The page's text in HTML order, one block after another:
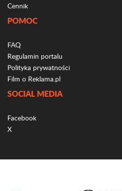
Cennik
POMOC
FAQ
Regulamin portalu
Polityka prywatności
Film o Reklama.pl
SOCIAL MEDIA
Facebook
X